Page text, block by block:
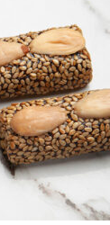
AU PANIER